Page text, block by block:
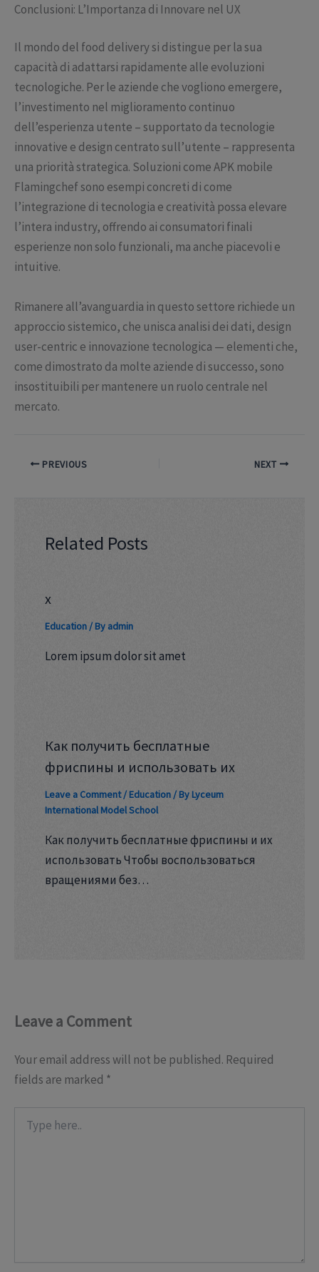
Conclusioni: L’Importanza di Innovare nel UX
Il mondo del food delivery si distingue per la sua
capacità di adattarsi rapidamente alle evoluzioni
tecnologiche. Per le aziende che vogliono emergere,
l’investimento nel miglioramento continuo
dell’esperienza utente – supportato da tecnologie
innovative e design centrato sull’utente – rappresenta
una priorità strategica. Soluzioni come APK mobile
Flamingchef sono esempi concreti di come
l’integrazione di tecnologia e creatività possa elevare
l’intera industry, offrendo ai consumatori finali
esperienze non solo funzionali, ma anche piacevoli e
intuitive.
Rimanere all’avanguardia in questo settore richiede un
approccio sistemico, che unisca analisi dei dati, design
user-centric e innovazione tecnologica — elementi che,
come dimostrato da molte aziende di successo, sono
insostituibili per mantenere un ruolo centrale nel
mercato.
PREVIOUS NEXT
Related Posts
x
Education/ By admin
Lorem ipsum dolor sit amet
Как получить бесплатные
фриспины и использовать их
Leave a Comment/Education/ ByLyceum
International Model School
Как получить бесплатные фриспины и их
использовать Чтобы воспользоваться
вращениями без…
Leave a Comment
Your email address will not be published. Required
fields are marked *
here..